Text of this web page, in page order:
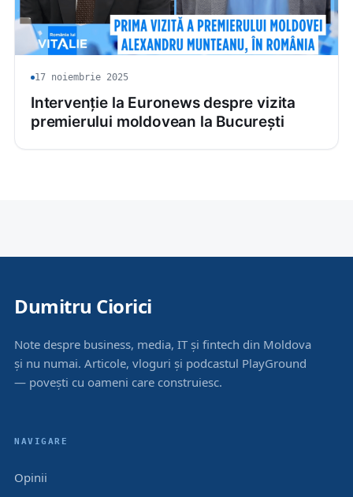
17 noiembrie 2025
Intervenție la Euronews despre vizita
premierului moldovean la București
Dumitru Ciorici
Note despre business, media, IT și fintech din Moldova
și nu numai. Articole, vloguri și podcastul PlayGround
— povești cu oameni care construiesc.
NAVIGARE
Opinii